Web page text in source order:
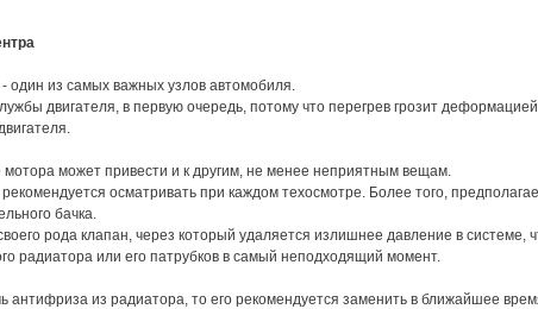
один из самых важных узлов автомобиля.
двигателя, в первую очередь, потому что перегрев грозит
может привести и к другим, не менее неприятным вещам.
осматривать при каждом техосмотре. Более того,
бачка.
рода клапан, через который удаляется излишнее давление в системе,
радиатора или его патрубков в самый неподходящий момент.
антифриза из радиатора, то его рекомендуется заменить в ближайшее